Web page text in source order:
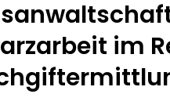
im